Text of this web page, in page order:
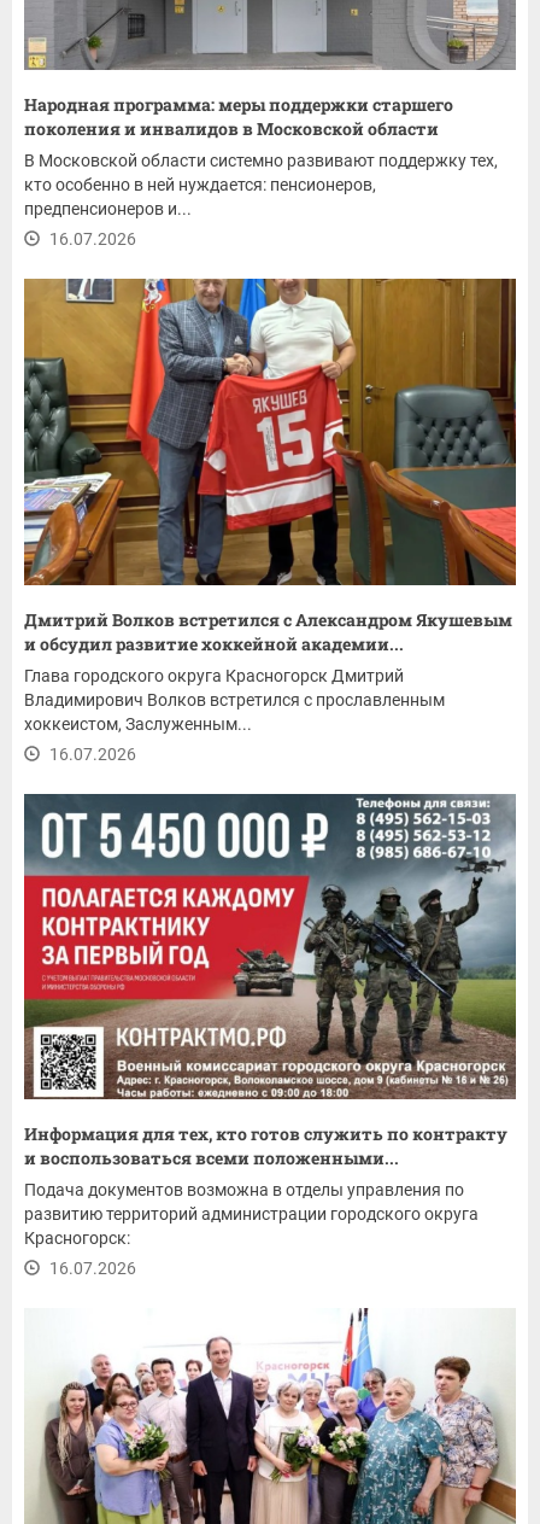
Народная программа: меры поддержки старшего
поколения и инвалидов в Московской области
В Московской области системно развивают поддержку тех,
кто особенно в ней нуждается: пенсионеров,
предпенсионеров и...
16.07.2026
Дмитрий Волков встретился с Александром Якушевым
и обсудил развитие хоккейной академии...
Глава городского округа Красногорск Дмитрий
Владимирович Волков встретился с прославленным
хоккеистом, Заслуженным...
16.07.2026
Информация для тех, кто готов служить по контракту
и воспользоваться всеми положенными...
Подача документов возможна в отделы управления по
развитию территорий администрации городского округа
Красногорск:
16.07.2026